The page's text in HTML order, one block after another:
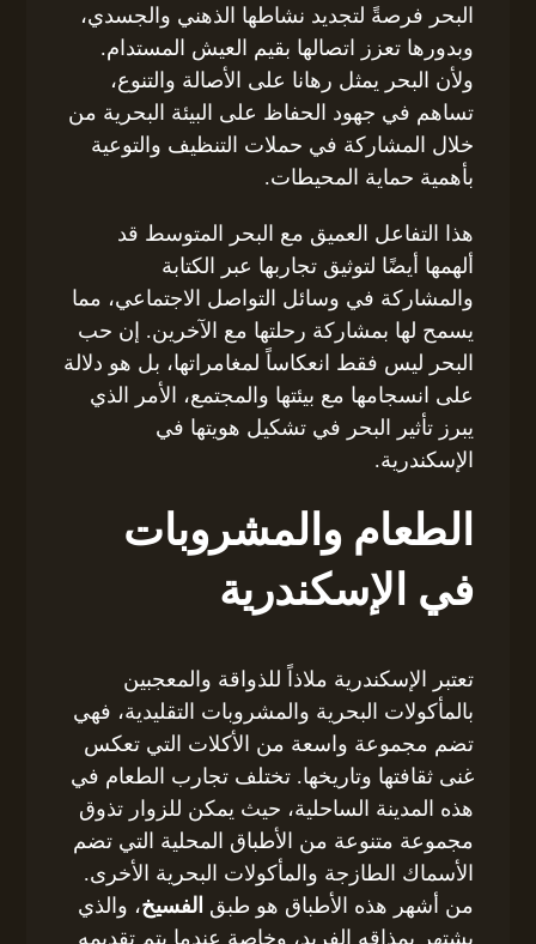
البحر فرصةً لتجديد نشاطها الذهني والجسدي،
وبدورها تعزز اتصالها بقيم العيش المستدام.
ولأن البحر يمثل رهانا على الأصالة والتنوع،
تساهم في جهود الحفاظ على البيئة البحرية من
خلال المشاركة في حملات التنظيف والتوعية
بأهمية حماية المحيطات.
هذا التفاعل العميق مع البحر المتوسط قد
ألهمها أيضًا لتوثيق تجاربها عبر الكتابة
والمشاركة في وسائل التواصل الاجتماعي، مما
يسمح لها بمشاركة رحلتها مع الآخرين. إن حب
البحر ليس فقط انعكاساً لمغامراتها، بل هو دلالة
على انسجامها مع بيئتها والمجتمع، الأمر الذي
يبرز تأثير البحر في تشكيل هويتها في
الإسكندرية.
الطعام والمشروبات
في الإسكندرية
تعتبر الإسكندرية ملاذاً للذواقة والمعجبين
بالمأكولات البحرية والمشروبات التقليدية، فهي
تضم مجموعة واسعة من الأكلات التي تعكس
غنى ثقافتها وتاريخها. تختلف تجارب الطعام في
هذه المدينة الساحلية، حيث يمكن للزوار تذوق
مجموعة متنوعة من الأطباق المحلية التي تضم
الأسماك الطازجة والمأكولات البحرية الأخرى.
من أشهر هذه الأطباق هو طبق الفسيخ، والذي
يشتهر بمذاقه الفريد، وخاصة عندما يتم تقديمه